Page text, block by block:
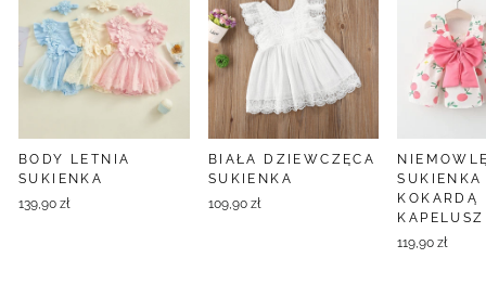
BODY LETNIA
SUKIENKA
139,90 zł
BIAŁA DZIEWCZĘCA
SUKIENKA
109,90 zł
KOKARDĄ
119,90 zł